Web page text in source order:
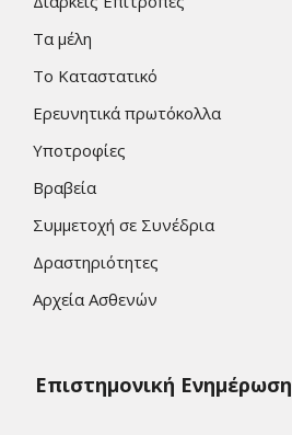
Τα μέλη
Το Καταστατικό
Ερευνητικά πρωτόκολλα
Υποτροφίες
Βραβεία
Συμμετοχή σε Συνέδρια
Δραστηριότητες
Αρχεία Ασθενών
Επιστημονική Ενημέρωση